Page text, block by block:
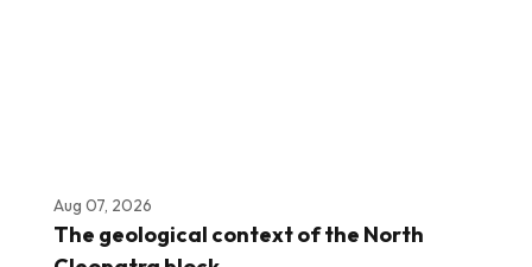
Aug 07, 2026
The geological context of the North